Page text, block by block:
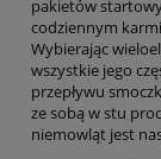
pakietów
codziennym
Wybierając
wszystkie jego
przepływu
ze sobą w stu
niemowląt jest